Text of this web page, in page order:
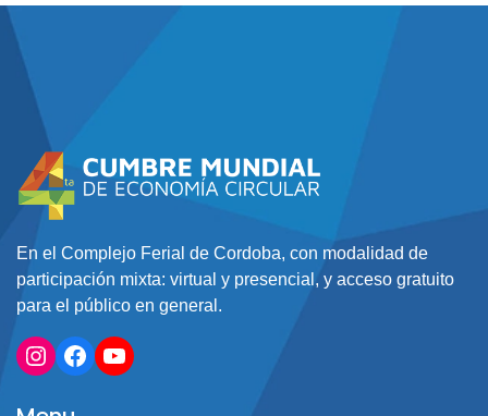
En el Complejo Ferial de Cordoba, con modalidad de
participación mixta: virtual y presencial, y acceso gratuito
para el público en general.
Instagram
Facebook
YouTube